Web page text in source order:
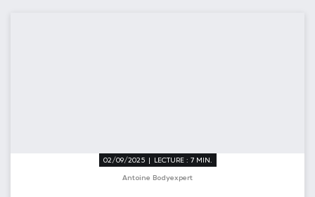
02/09/2025 | LECTURE : 7 MIN.
Antoine Bodyexpert